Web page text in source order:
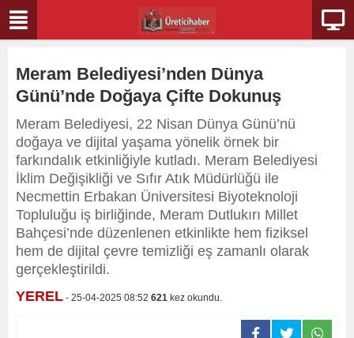
Meram Belediyesi’nden Dünya
Günü’nde Doğaya Çifte Dokunuş
Meram Belediyesi, 22 Nisan Dünya Günü’nü
doğaya ve dijital yaşama yönelik örnek bir
farkındalık etkinliğiyle kutladı. Meram Belediyesi
İklim Değişikliği ve Sıfır Atık Müdürlüğü ile
Necmettin Erbakan Üniversitesi Biyoteknoloji
Topluluğu iş birliğinde, Meram Dutlukırı Millet
Bahçesi’nde düzenlenen etkinlikte hem fiziksel
hem de dijital çevre temizliği eş zamanlı olarak
gerçekleştirildi.
YEREL - 25-04-2025 08:52 621 kez okundu.